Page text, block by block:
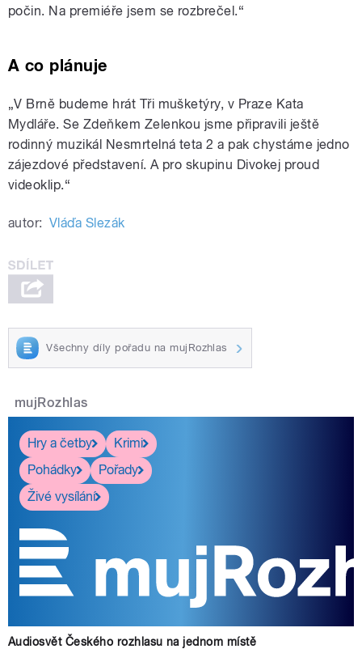
počin. Na premiéře jsem se rozbrečel.“
A co plánuje
„V Brně budeme hrát Tři mušketýry, v Praze Kata
Mydláře. Se Zdeňkem Zelenkou jsme připravili ještě
rodinný muzikál Nesmrtelná teta 2 a pak chystáme jedno
zájezdové představení. A pro skupinu Divokej proud
videoklip.“
autor: Vláďa Slezák
Všechny díly pořadu na mujRozhlas
mujRozhlas
Hry a četby
Krimi
Pohádky
Pořady
Živé vysílání
Audiosvět Českého rozhlasu na jednom místě